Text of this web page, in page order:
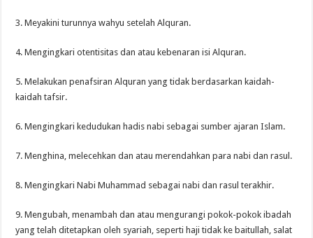
3. Meyakini turunnya wahyu setelah Alquran.
4. Mengingkari otentisitas dan atau kebenaran isi Alquran.
5. Melakukan penafsiran Alquran yang tidak berdasarkan kaidah-
kaidah tafsir.
6. Mengingkari kedudukan hadis nabi sebagai sumber ajaran Islam.
7. Menghina, melecehkan dan atau merendahkan para nabi dan rasul.
8. Mengingkari Nabi Muhammad sebagai nabi dan rasul terakhir.
9. Mengubah, menambah dan atau mengurangi pokok-pokok ibadah
yang telah ditetapkan oleh syariah, seperti haji tidak ke baitullah, salat